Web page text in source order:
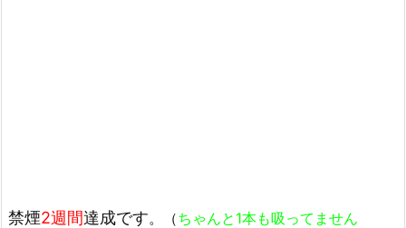
禁煙2週間達成です。（ちゃんと1本も吸ってません